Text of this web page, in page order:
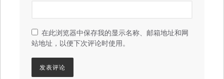
在此浏览器中保存我的显示名称、邮箱地址和网
站地址，以便下次评论时使用。